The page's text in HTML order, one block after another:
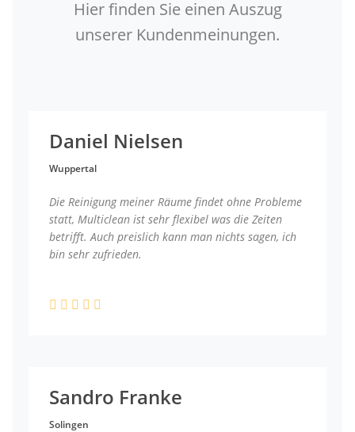
Hier finden Sie einen Auszug
unserer Kundenmeinungen.
Daniel Nielsen
Wuppertal
Die Reinigung meiner Räume findet ohne Probleme
statt, Multiclean ist sehr flexibel was die Zeiten
betrifft. Auch preislich kann man nichts sagen, ich
bin sehr zufrieden.
Sandro Franke
Solingen